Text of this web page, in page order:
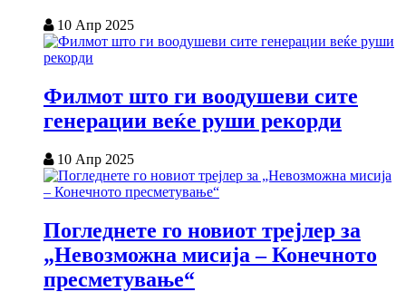
10 Апр 2025
Филмот што ги воодушеви сите
генерации веќе руши рекорди
10 Апр 2025
Погледнете го новиот трејлер за
„Невозможна мисија – Конечното
пресметување“